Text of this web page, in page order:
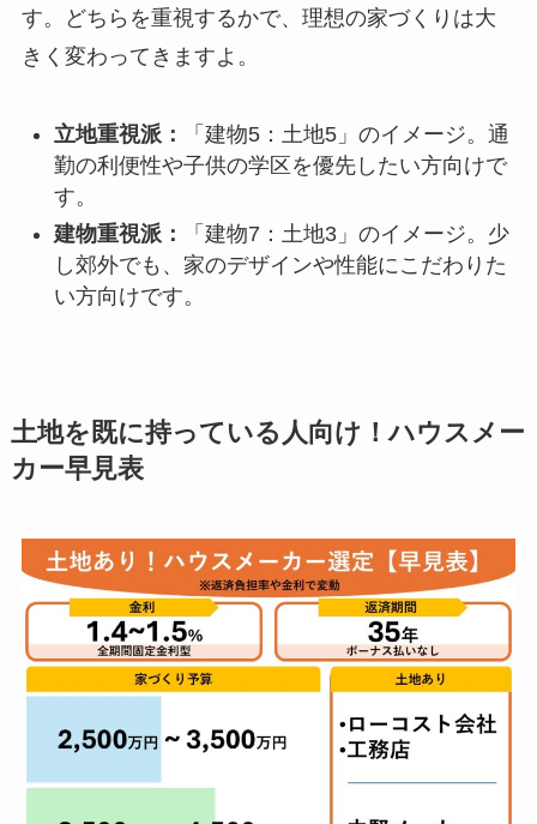
す。どちらを重視するかで、理想の家づくりは大
きく変わってきますよ。
立地重視派：
「建物5：土地5」のイメージ。通
勤の利便性や子供の学区を優先したい方向けで
す。
建物重視派：
「建物7：土地3」のイメージ。少
し郊外でも、家のデザインや性能にこだわりた
い方向けです。
土地を既に持っている人向け！ハウスメー
カー早見表